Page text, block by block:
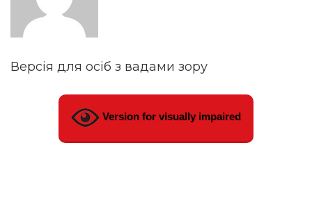
Версія для осіб з вадами зору
Version for visually impaired